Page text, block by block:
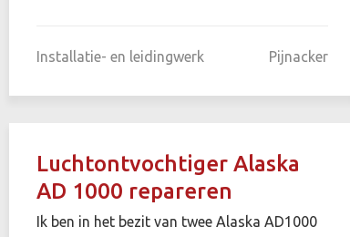
Installatie- en leidingwerk Pijnacker
Luchtontvochtiger Alaska
AD 1000 repareren
Ik ben in het bezit van twee Alaska AD1000